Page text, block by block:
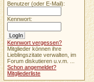
Benutzer (oder E-Mail):
Kennwort:
Kennwort vergessen?
Mitglieder können ihre
Lieblingszitate verwalten, im
Forum diskutieren u.v.m. ...
Schon angemeldet?
Mitgliederliste